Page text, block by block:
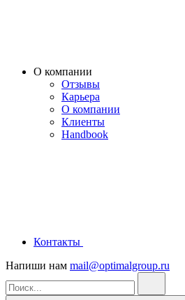
О компании
Отзывы
Карьера
О компании
Клиенты
Handbook
Контакты
Напиши нам mail@optimalgroup.ru